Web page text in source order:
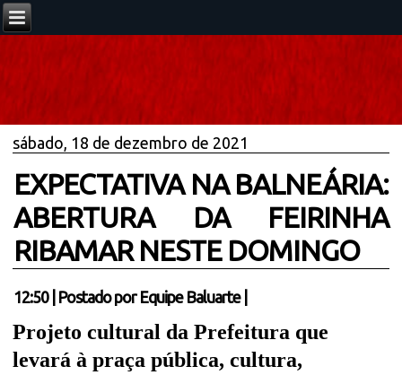
sábado, 18 de dezembro de 2021
EXPECTATIVA NA BALNEÁRIA:
ABERTURA DA FEIRINHA
RIBAMAR NESTE DOMINGO
12:50| Postado por Equipe Baluarte
Projeto cultural da Prefeitura que
levará à praça pública, cultura,